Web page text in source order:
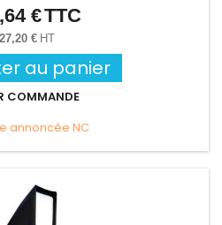
Prix
€TTC
€ HT
au panier
COMMANDE
annoncée NC